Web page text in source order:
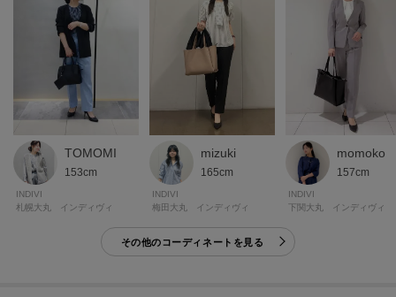
[おすすめPOINT]
お得な情報をGETできます！！
再入荷通知や、値下げ情報・在庫状況をメルマガにてお知らせ♪
POINT.2
マイページでお気に入り一覧をチェックでき、
自分だけのお買い物リストがつくれる♪
-・-・-・-・-・-・-・-・-・-・-・-・-・-・-・-・-・-・-・-・-・-
TOMOMI
153cm
INDIVI
札幌大丸 インディヴィ
mizuki
165cm
INDIVI
梅田大丸 インディヴィ
momoko
157cm
INDIVI
下関大丸 インディヴィ
その他のコーディネートを見る